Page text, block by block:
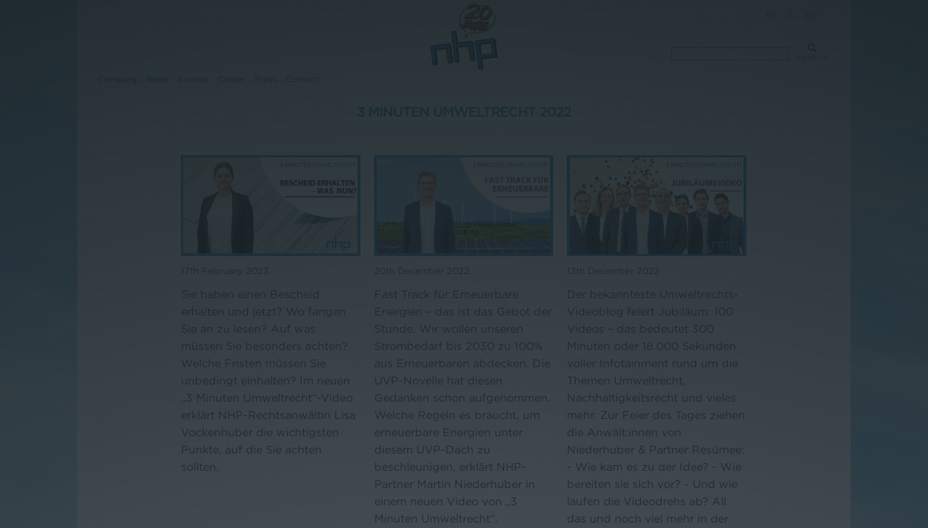
erhalten und jetzt? Wo fangen
Sie an zu lesen? Auf was
müssen Sie besonders achten?
Welche Fristen müssen Sie
unbedingt einhalten? Im neuen
„3 Minuten Umweltrecht“-Video
erklärt NHP-Rechtsanwältin Lisa
Vockenhuber die wichtigsten
Punkte, auf die Sie achten
sollten.
Energien – das ist das Gebot der
Stunde. Wir wollen unseren
Strombedarf bis 2030 zu 100%
aus Erneuerbaren abdecken. Die
UVP-Novelle hat diesen
Gedanken schon aufgenommen.
Welche Regeln es braucht, um
erneuerbare Energien unter
diesem UVP-Dach zu
beschleunigen, erklärt NHP-
Partner Martin Niederhuber in
einem neuen Video von „3
Minuten Umweltrecht“.
Videoblog feiert Jubiläum: 100
Videos – das bedeutet 300
Minuten oder 18.000 Sekunden
voller Infotainment rund um die
Themen Umweltrecht,
Nachhaltigkeitsrecht und vieles
mehr. Zur Feier des Tages ziehen
die Anwält:innen von
Niederhuber & Partner Resümee:
- Wie kam es zu der Idee? - Wie
bereiten sie sich vor? - Und wie
laufen die Videodrehs ab? All
das und noch viel mehr in der